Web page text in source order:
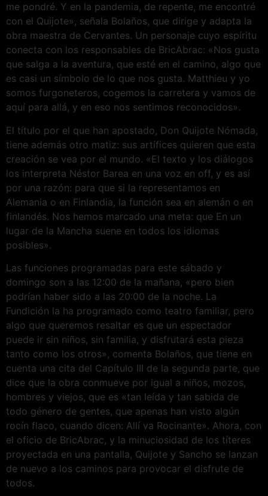
me pondré. Y en la pandemia, de repente, me encontré
con el Quijote», señala Bolaños, que dirige y adapta la
obra maestra de Cervantes. Un personaje cuyo espíritu
conecta con los responsables de BricAbrac: «Nos gusta
que salga a la aventura, que esté en el camino, algo que
es casi un símbolo de lo que nos gusta. Matthieu y yo
somos furgoneteros, cogemos la carretera y vamos de
aquí para allá, y en eso nos sentimos reconocidos».
El título por el que han apostado, Don Quijote Nómada,
tiene además otro matiz: sus artífices quieren que esta
creación se vea por el mundo. «El texto y los diálogos
los interpreta Néstor Barea en una voz en off, y es así
por una razón: para que si la representamos en
Alemania o en Finlandia, la función sea en alemán o en
finlandés. Nos hemos marcado una meta: que En un
lugar de la Mancha suene en todos los idiomas
posibles».
Las funciones programadas para este sábado y
domingo son a las 12:00 de la mañana, «pero bien
podrían haber sido a las 20:00 de la noche. La
Fundición la ha programado como teatro familiar, pero
algo que queremos resaltar es que un espectador
puede ir sin niños, sin familia, y disfrutará esta pieza
tanto como los otros», comenta Bolaños, que tiene en
cuenta una cita del Capítulo III de la segunda parte, que
dice que la obra conmueve por igual a niños, mozos,
hombres y viejos, que es «tan leída y tan sabida de
todo género de gentes, que apenas han visto algún
rocín flaco, cuando dicen: Allí va Rocinante». Ahora, con
el oficio de BricAbrac, y la minuciosidad de los títeres
proyectada en una pantalla, Quijote y Sancho se lanzan
de nuevo a los caminos para provocar el disfrute de
todos.